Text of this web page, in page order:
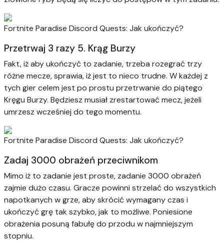
Fortnite Paradise Discord Quests: Jak ukończyć?
Przetrwaj 3 razy 5. Krąg Burzy
Fakt, iż aby ukończyć to zadanie, trzeba rozegrać trzy
różne mecze, sprawia, iż ​​jest to nieco trudne. W każdej z
tych gier celem jest po prostu przetrwanie do piątego
Kręgu Burzy. Będziesz musiał zrestartować mecz, jeżeli
umrzesz wcześniej do tego momentu.
Fortnite Paradise Discord Quests: Jak ukończyć?
Zadaj 3000 obrażeń przeciwnikom
Mimo iż to zadanie jest proste, zadanie 3000 obrażeń
zajmie dużo czasu. Gracze powinni strzelać do wszystkich
napotkanych w grze, aby skrócić wymagany czas i
ukończyć grę tak szybko, jak to możliwe. Poniesione
obrażenia posuną fabułę do przodu w najmniejszym
stopniu.